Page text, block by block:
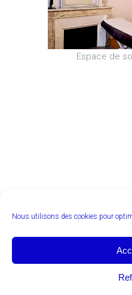
Nous utilisons des cookies pour
Espace de